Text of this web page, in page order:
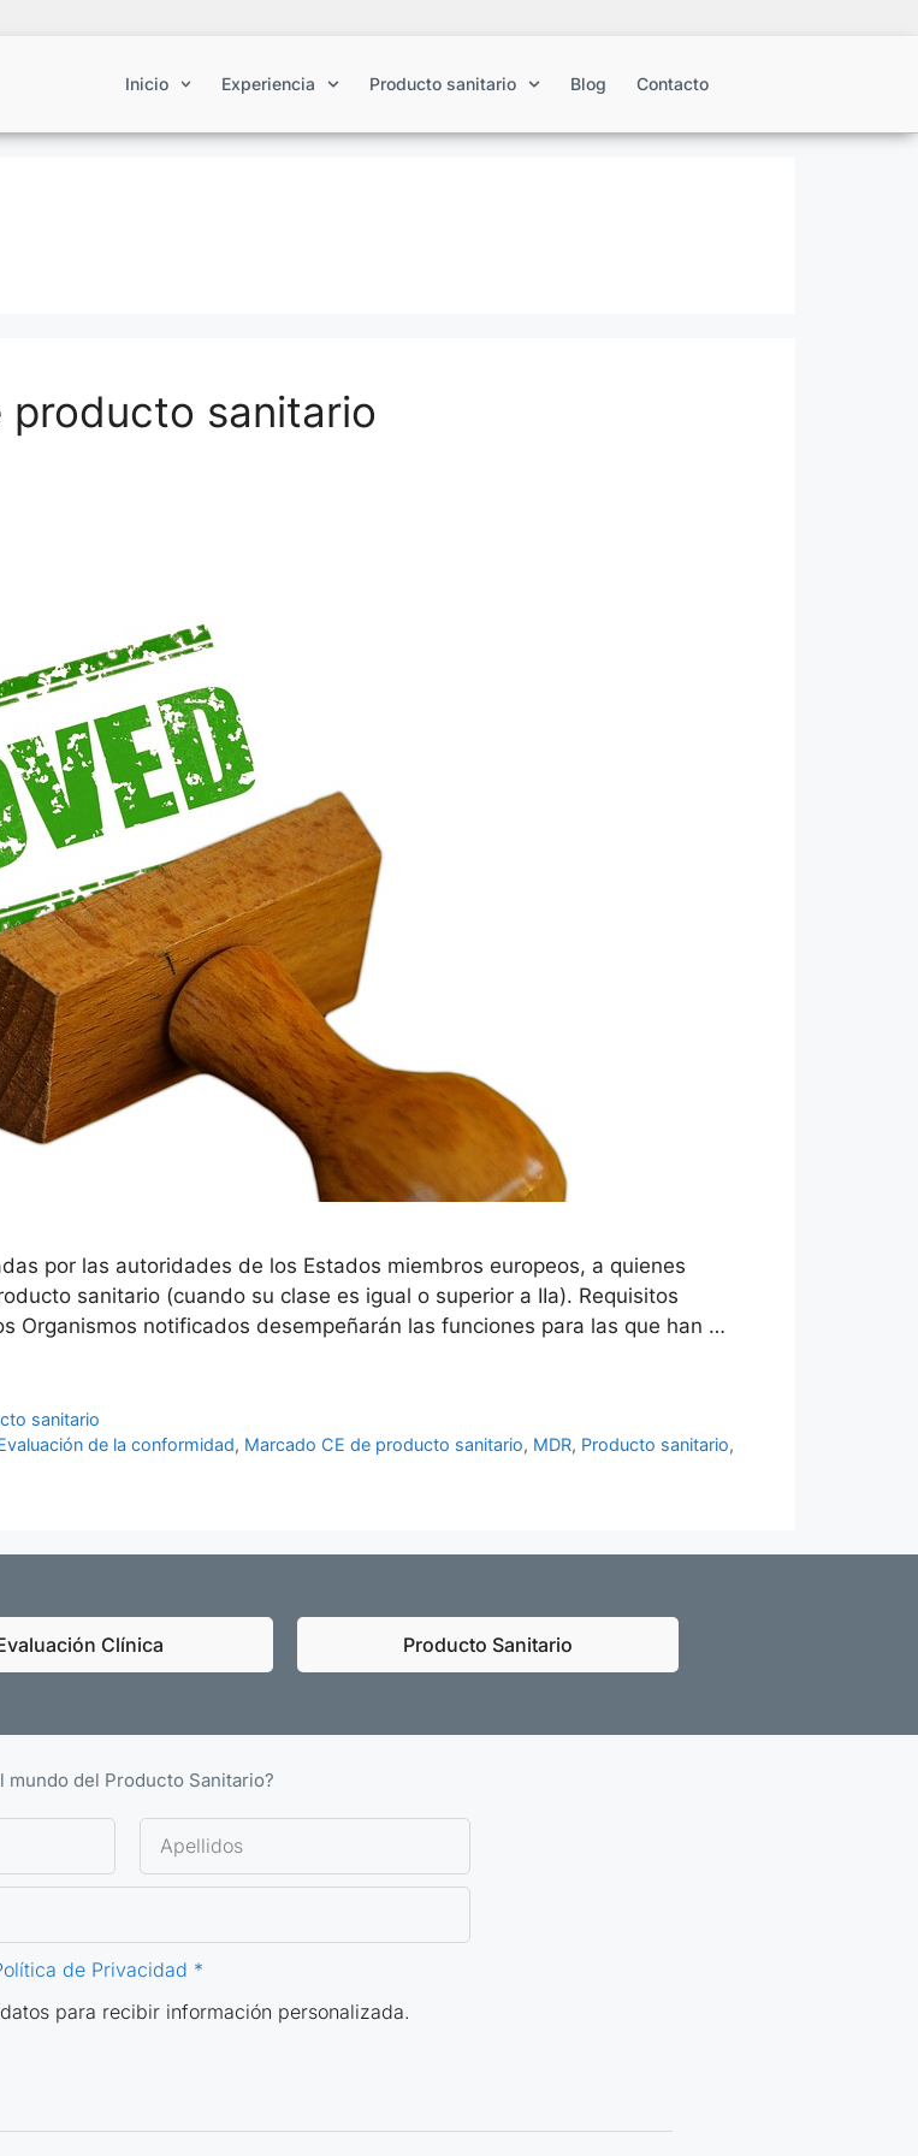
Inicio Experiencia Producto sanitario Blog Contacto
sanitario
por las autoridades de los Estados miembros europeos, a quienes
sanitario (cuando su clase es igual o superior a IIa). Requisitos
Organismos notificados desempeñarán las funciones para las que han …
sanitario
de la conformidad, Marcado CE de producto sanitario, MDR, Producto sanitario,
Clínica Producto Sanitario
mundo del Producto Sanitario?
de Privacidad *
para recibir información personalizada.